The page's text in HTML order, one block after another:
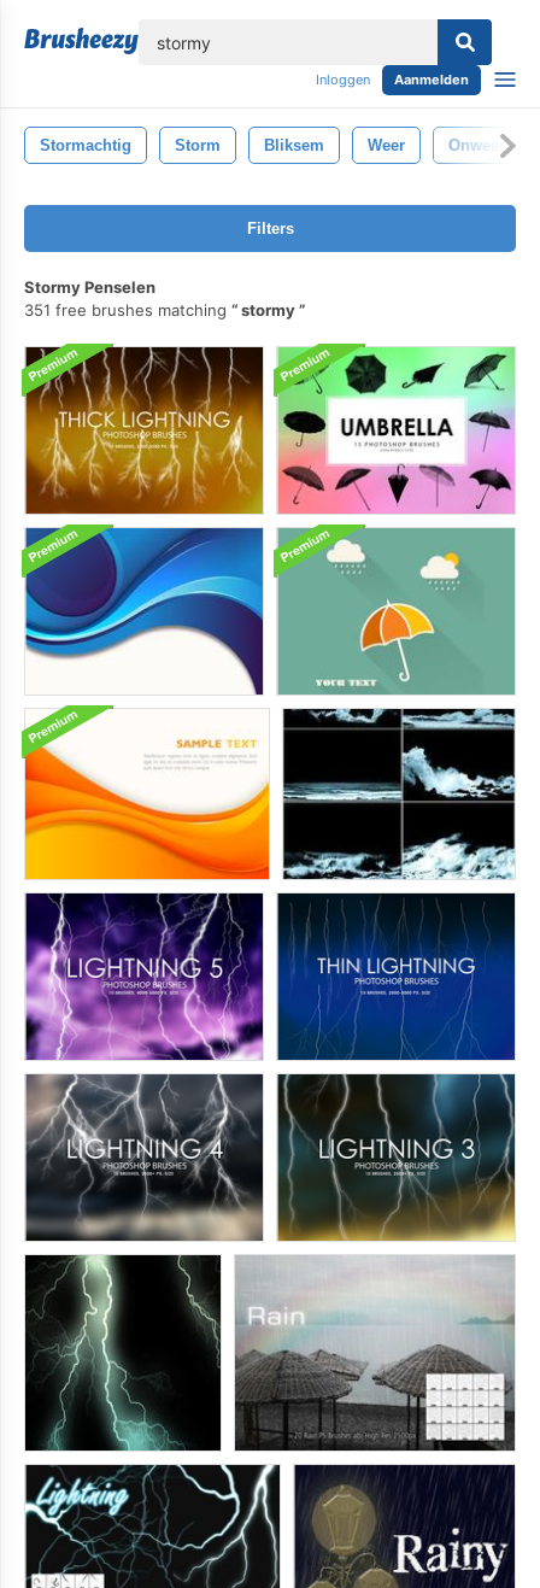
Inloggen Aanmelden
Stormachtig Storm Bliksem Weer Onweersbui
Filters
Stormy Penselen
351 free brushes matching
stormy